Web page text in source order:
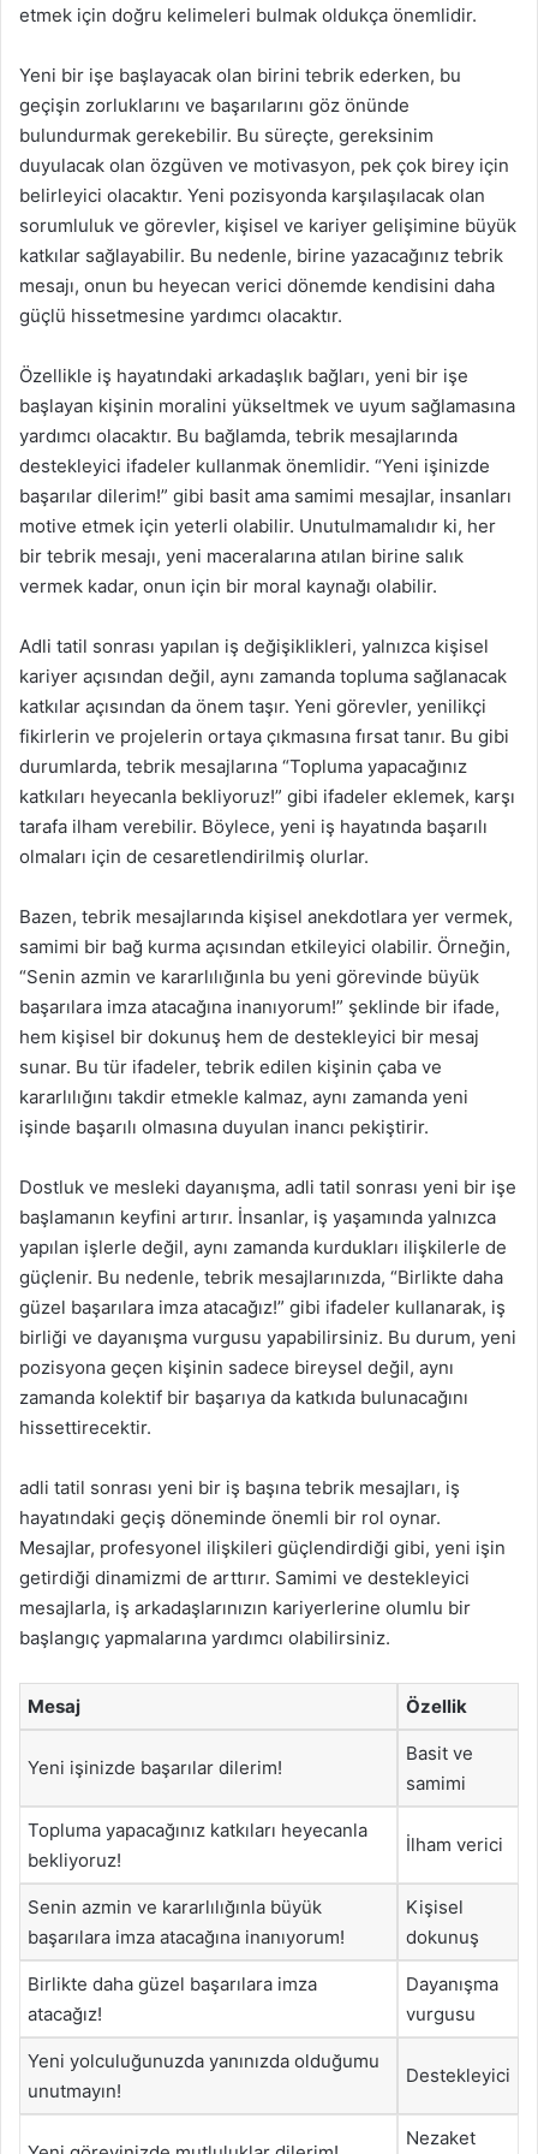
etmek için doğru kelimeleri bulmak oldukça önemlidir.
Yeni bir işe başlayacak olan birini tebrik ederken, bu
geçişin zorluklarını ve başarılarını göz önünde
bulundurmak gerekebilir. Bu süreçte, gereksinim
duyulacak olan özgüven ve motivasyon, pek çok birey için
belirleyici olacaktır. Yeni pozisyonda karşılaşılacak olan
sorumluluk ve görevler, kişisel ve kariyer gelişimine büyük
katkılar sağlayabilir. Bu nedenle, birine yazacağınız tebrik
mesajı, onun bu heyecan verici dönemde kendisini daha
güçlü hissetmesine yardımcı olacaktır.
Özellikle iş hayatındaki arkadaşlık bağları, yeni bir işe
başlayan kişinin moralini yükseltmek ve uyum sağlamasına
yardımcı olacaktır. Bu bağlamda, tebrik mesajlarında
destekleyici ifadeler kullanmak önemlidir. “Yeni işinizde
başarılar dilerim!” gibi basit ama samimi mesajlar, insanları
motive etmek için yeterli olabilir. Unutulmamalıdır ki, her
bir tebrik mesajı, yeni maceralarına atılan birine salık
vermek kadar, onun için bir moral kaynağı olabilir.
Adli tatil sonrası yapılan iş değişiklikleri, yalnızca kişisel
kariyer açısından değil, aynı zamanda topluma sağlanacak
katkılar açısından da önem taşır. Yeni görevler, yenilikçi
fikirlerin ve projelerin ortaya çıkmasına fırsat tanır. Bu gibi
durumlarda, tebrik mesajlarına “Topluma yapacağınız
katkıları heyecanla bekliyoruz!” gibi ifadeler eklemek, karşı
tarafa ilham verebilir. Böylece, yeni iş hayatında başarılı
olmaları için de cesaretlendirilmiş olurlar.
Bazen, tebrik mesajlarında kişisel anekdotlara yer vermek,
samimi bir bağ kurma açısından etkileyici olabilir. Örneğin,
“Senin azmin ve kararlılığınla bu yeni görevinde büyük
başarılara imza atacağına inanıyorum!” şeklinde bir ifade,
hem kişisel bir dokunuş hem de destekleyici bir mesaj
sunar. Bu tür ifadeler, tebrik edilen kişinin çaba ve
kararlılığını takdir etmekle kalmaz, aynı zamanda yeni
işinde başarılı olmasına duyulan inancı pekiştirir.
Dostluk ve mesleki dayanışma, adli tatil sonrası yeni bir işe
başlamanın keyfini artırır. İnsanlar, iş yaşamında yalnızca
yapılan işlerle değil, aynı zamanda kurdukları ilişkilerle de
güçlenir. Bu nedenle, tebrik mesajlarınızda, “Birlikte daha
güzel başarılara imza atacağız!” gibi ifadeler kullanarak, iş
birliği ve dayanışma vurgusu yapabilirsiniz. Bu durum, yeni
pozisyona geçen kişinin sadece bireysel değil, aynı
zamanda kolektif bir başarıya da katkıda bulunacağını
hissettirecektir.
adli tatil sonrası yeni bir iş başına tebrik mesajları, iş
hayatındaki geçiş döneminde önemli bir rol oynar.
Mesajlar, profesyonel ilişkileri güçlendirdiği gibi, yeni işin
getirdiği dinamizmi de arttırır. Samimi ve destekleyici
mesajlarla, iş arkadaşlarınızın kariyerlerine olumlu bir
başlangıç yapmalarına yardımcı olabilirsiniz.
Mesaj Özellik
Yeni işinizde başarılar dilerim!
Basit ve
samimi
Topluma yapacağınız katkıları heyecanla
bekliyoruz!
İlham verici
Senin azmin ve kararlılığınla büyük
başarılara imza atacağına inanıyorum!
Kişisel
dokunuş
Birlikte daha güzel başarılara imza
atacağız!
Dayanışma
vurgusu
Yeni yolculuğunuzda yanınızda olduğumu
unutmayın!
Destekleyici
Nezaket